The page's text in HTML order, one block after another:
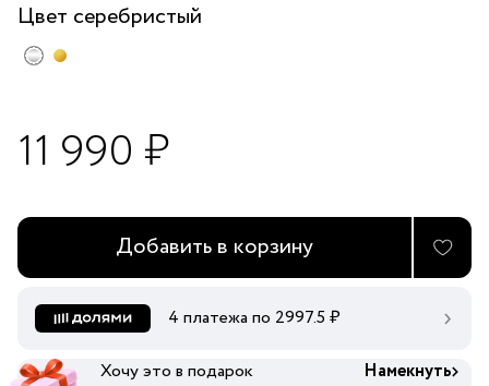
Цвет серебристый
11 990 ₽
Добавить в корзину
4 платежа по 2997.5 ₽
Хочу это в подарок Намекнуть